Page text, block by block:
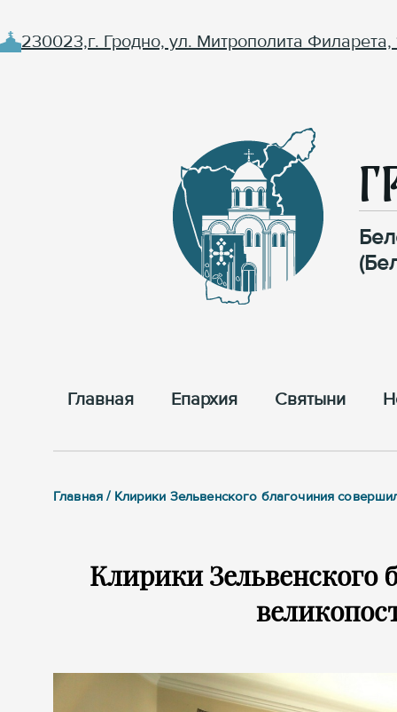
230023,г. Гродно, ул. Митрополита Филарета,
Главная Епархия Cвятыни
Главная / Клирики Зельвенского благочиния
Клирики Зельвенского